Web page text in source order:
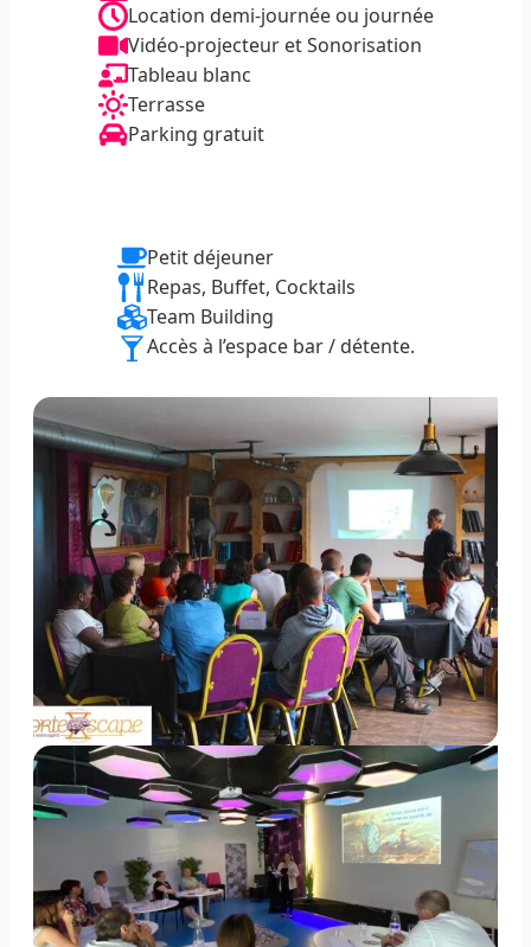
Location demi-journée ou journée
Vidéo-projecteur et Sonorisation
Tableau blanc
Terrasse
Parking gratuit
Petit déjeuner
Repas, Buffet, Cocktails
Team Building
Accès à l’espace bar / détente.